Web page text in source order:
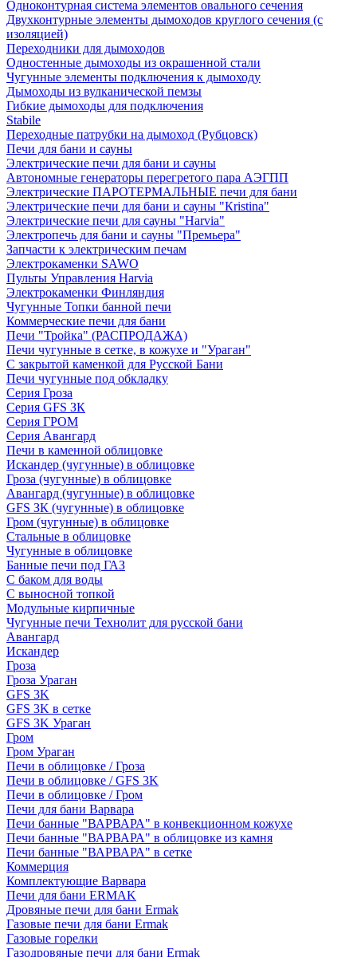
Одноконтурная система элементов овального сечения
Двухконтурные элементы дымоходов круглого сечения (с
изоляцией)
Переходники для дымоходов
Одностенные дымоходы из окрашенной стали
Чугунные элементы подключения к дымоходу
Дымоходы из вулканической пемзы
Гибкие дымоходы для подключения
Stabile
Переходные патрубки на дымоход (Рубцовск)
Печи для бани и сауны
Электрические печи для бани и сауны
Автономные генераторы перегретого пара АЭГПП
Электрические ПАРОТЕРМАЛЬНЫЕ печи для бани
Электрические печи для бани и сауны "Кristina"
Электрические печи для сауны "Harvia"
Электропечь для бани и сауны "Премьера"
Запчасти к электрическим печам
Электрокаменки SAWO
Пульты Управления Harvia
Электрокаменки Финляндия
Чугунные Топки банной печи
Коммерческие печи для бани
Печи "Тройка" (РАСПРОДАЖА)
Печи чугунные в сетке, в кожухе и "Ураган"
С закрытой каменкой для Русской Бани
Печи чугунные под обкладку
Серия Гроза
Серия GFS ЗК
Серия ГРОМ
Серия Авангард
Печи в каменной облицовке
Искандер (чугунные) в облицовке
Гроза (чугунные) в облицовке
Авангард (чугунные) в облицовке
GFS ЗК (чугунные) в облицовке
Гром (чугунные) в облицовке
Стальные в облицовке
Чугунные в облицовке
Банные печи под ГАЗ
С баком для воды
С выносной топкой
Модульные кирпичные
Чугунные печи Технолит для русской бани
Авангард
Искандер
Гроза
Гроза Ураган
GFS 3K
GFS 3K в сетке
GFS 3K Ураган
Гром
Гром Ураган
Печи в облицовке / Гроза
Печи в облицовке / GFS 3K
Печи в облицовке / Гром
Печи для бани Варвара
Печи банные "ВАРВАРА" в конвекционном кожухе
Печи банные "ВАРВАРА" в облицовке из камня
Печи банные "ВАРВАРА" в сетке
Коммерция
Комплектующие Варвара
Печи для бани ERMAK
Дровяные печи для бани Ermak
Газовые печи для бани Ermak
Газовые горелки
Газодровяные печи для бани Ermak